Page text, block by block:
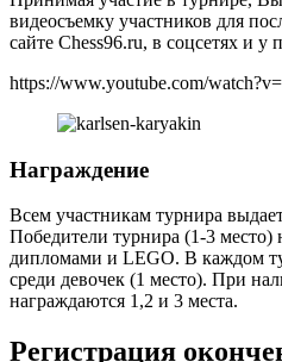
видеосъемку участников для
сайте Chess96.ru, в соцсетях и у
https://www.youtube.com/
Награждение
Всем участникам турнира
Победители турнира (1-3 место)
дипломами и LEGO. В каждом
среди девочек (1 место). При
награждаются 1,2 и 3 места.
Регистрация